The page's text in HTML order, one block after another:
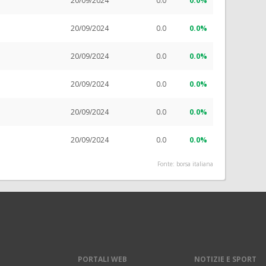
20/09/2024 0.0 0.0%
20/09/2024 0.0 0.0%
20/09/2024 0.0 0.0%
20/09/2024 0.0 0.0%
20/09/2024 0.0 0.0%
Fonte: borsa italiana
PORTALI WEB NOTIZIE E SPORT